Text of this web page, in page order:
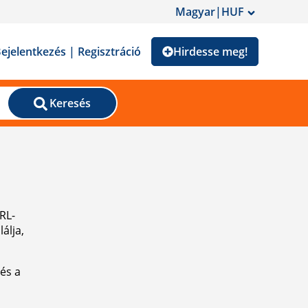
Magyar|HUF
| Regisztráció Hirdesse meg!
Keresés
a